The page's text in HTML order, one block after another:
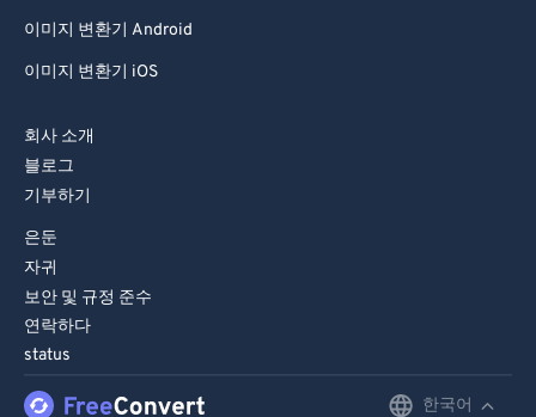
이미지 변환기 Android
이미지 변환기 iOS
회사 소개
블로그
기부하기
은둔
자귀
보안 및 규정 준수
연락하다
status
한국어